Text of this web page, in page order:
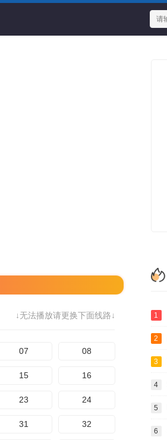
↓无法播放请更换下面线路↓
07 08
15 16
23 24
31 32
1
2
3
4
5
6